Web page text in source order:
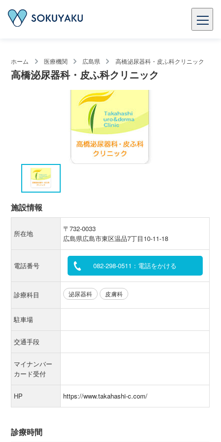
ホーム 医療機関 広島県 高橋泌尿器科・皮ふ科クリニック
高橋泌尿器科・皮ふ科クリニック
施設情報
所在地
〒732-0033
広島県広島市東区温品7丁目10-11-18
電話番号 082-298-0511：電話をかける
診療科目 泌尿器科 皮膚科
駐車場
交通手段
マイナンバー
カード受付
HP https://www.takahashi-c.com/
診療時間